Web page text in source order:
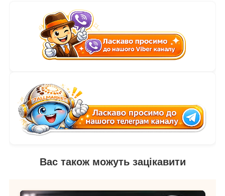
Вас також можуть зацікавити